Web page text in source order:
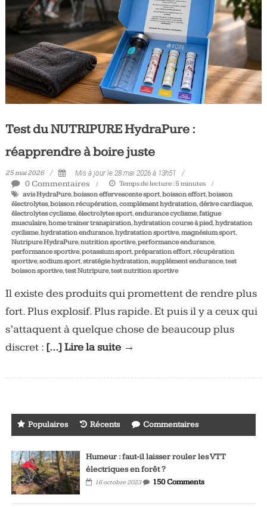
Tous
les
votre
actualité
vélo
et
Test du NUTRIPURE HydraPure :
réapprendre à boire juste
25 mai 2026 Mis à jour le 28 mai 2026 à 13h51
0 Commentaires Temps de lecture : 5 minutes
avis HydraPure,boisson effervescente sport,boisson effort,boisson
électrolytes,boisson récupération,complément hydratation,dérive cardiaque,
électrolytes cyclisme,électrolytes sport,endurance cyclisme,fatigue
musculaire,home trainer transpiration,hydratation course à pied,hydratation
cyclisme,hydratation endurance,hydratation sportive,magnésium sport,
Nutripure HydraPure,nutrition sportive,performance endurance,
performance sportive,potassium sport,préparation effort,récupération
sportive,sodium sport,stratégie hydratation,supplément endurance,test
boisson sportive,test Nutripure,test nutrition sportive
Il existe des produits qui promettent de rendre plus
fort. Plus explosif. Plus rapide. Et puis il y a ceux qui
s’attaquent à quelque chose de beaucoup plus
discret : […] Lire la suite →
Populaires Récents Commentaires
Humeur : faut-il laisser rouler les VTT
électriques en forêt ?
16 octobre 2023 150 Comments